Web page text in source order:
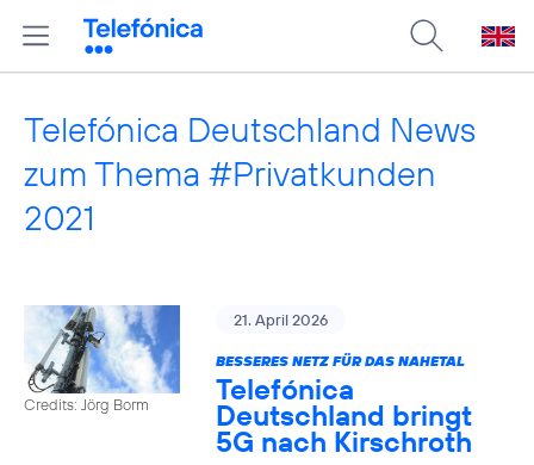
Telefónica Deutschland News
zum Thema #Privatkunden
2021
Credits: Jörg Borm
21. April 2026
BESSERES NETZ FÜR DAS NAHETAL
Telefónica
Deutschland bringt
5G nach Kirschroth